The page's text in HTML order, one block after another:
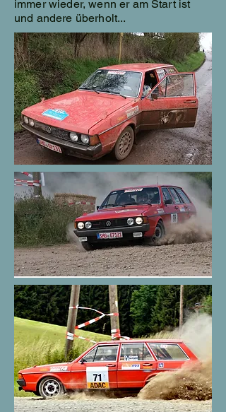
immer wieder, wenn er am Start ist
und andere überholt...